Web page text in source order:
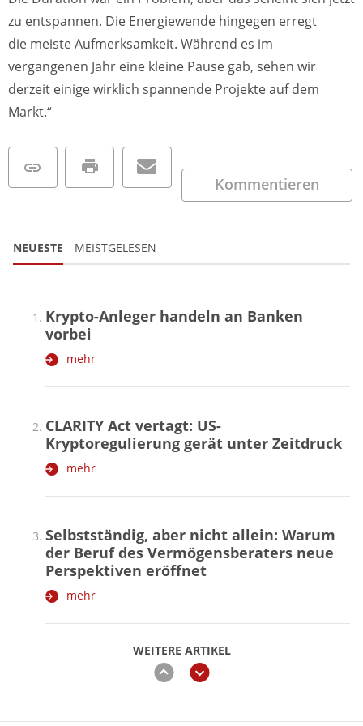
zu entspannen. Die Energiewende hingegen erregt
die meiste Aufmerksamkeit. Während es im
vergangenen Jahr eine kleine Pause gab, sehen wir
derzeit einige wirklich spannende Projekte auf dem
Markt.“
Kommentieren
NEUESTE MEISTGELESEN
WEITERE ARTIKEL
zurückweiter
Krypto-Anleger handeln an Banken
vorbei
mehr
CLARITY Act vertagt: US-
Kryptoregulierung gerät unter Zeitdruck
mehr
Selbstständig, aber nicht allein: Warum
der Beruf des Vermögensberaters neue
Perspektiven eröffnet
mehr